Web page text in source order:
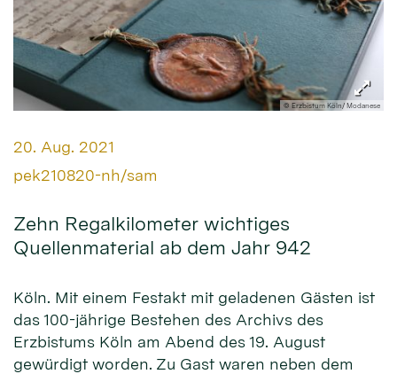
© Erzbistum Köln/ Modanese
Datum:
20. Aug. 2021
Von:
pek210820-nh/sam
Zehn Regalkilometer wichtiges
Quellenmaterial ab dem Jahr 942
Köln. Mit einem Festakt mit geladenen Gästen ist
das 100-jährige Bestehen des Archivs des
Erzbistums Köln am Abend des 19. August
gewürdigt worden. Zu Gast waren neben dem